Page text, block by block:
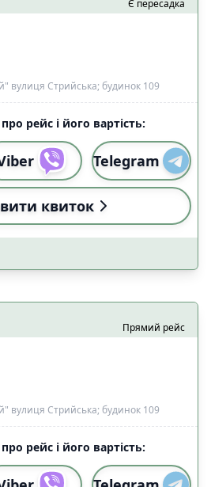
Є пересадка
вулиця Стрийська; будинок 109
рейс і його вартість:
Telegram
квиток
Прямий рейс
вулиця Стрийська; будинок 109
рейс і його вартість: